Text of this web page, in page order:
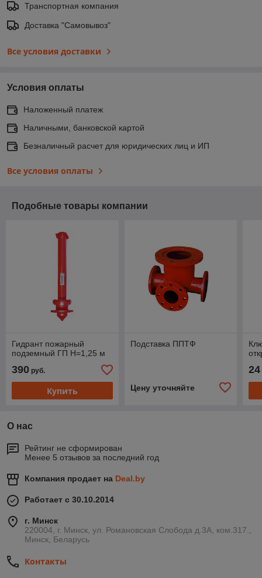
Транспортная компания
Доставка "Самовывоз"
Все условия доставки
Условия оплаты
Наложенный платеж
Наличными, банковской картой
Безналичный расчет для юридических лиц и ИП
Все условия оплаты
Подобные товары компании
Гидрант пожарный
подземный ГП H=1,25 м
390 руб.
Купить
Подставка ППТФ
Цену уточняйте
24
О нас
Рейтинг не сформирован
Менее 5 отзывов за последний год
Компания продает на Deal.by
Работает с 30.10.2014
г. Минск
220004, г. Минск, ул. Романовская Слобода д.3А, ком.317.,
Минск, Беларусь
Контакты